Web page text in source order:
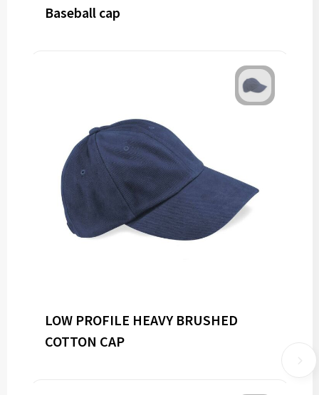
Baseball cap
LOW PROFILE HEAVY BRUSHED
COTTON CAP